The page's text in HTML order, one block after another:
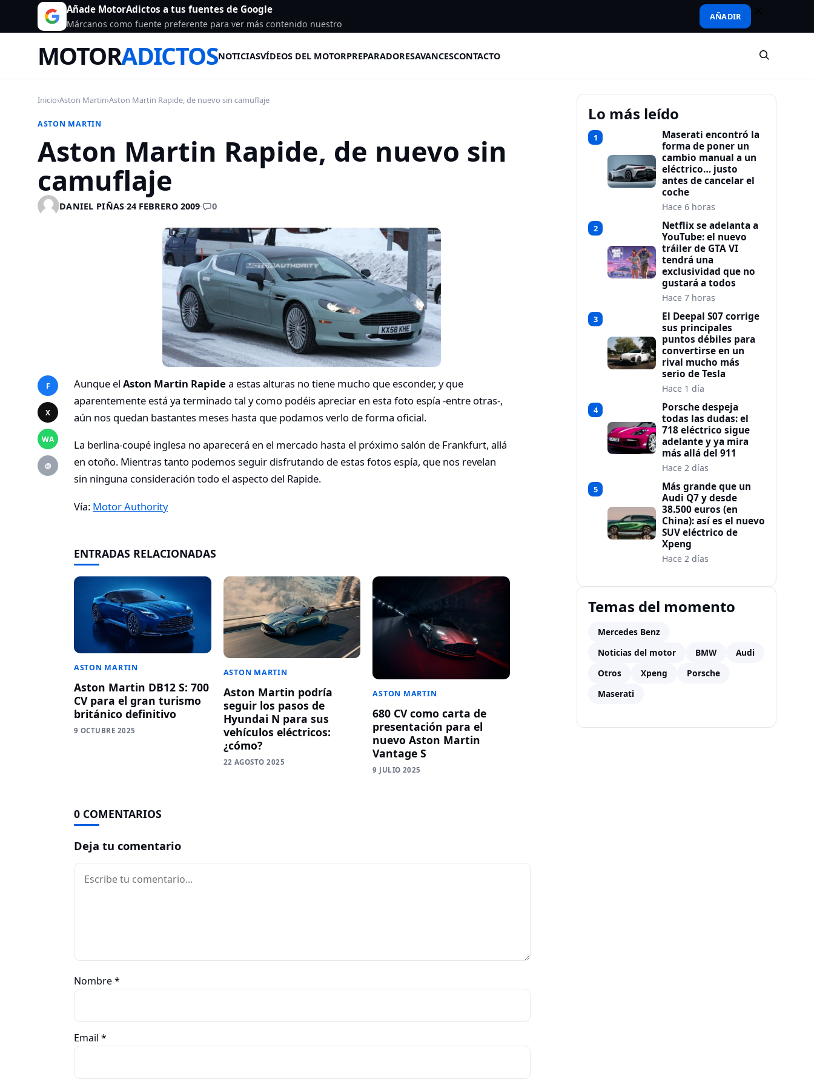
Añade MotorAdictos a tus fuentes de Google
Márcanos como fuente preferente para ver más contenido nuestro
AÑADIR
MOTORADICTOSNOTICIASVÍDEOS DEL MOTORPREPARADORESAVANCESCONTACTO
Inicio›Aston Martin›Aston Martin Rapide, de nuevo sin camuflaje
ASTON MARTIN
Aston Martin Rapide, de nuevo sin
camuflaje
DANIEL PIÑAS·24 FEBRERO 2009· 0
F
X
WA
@
Aunque el Aston Martin Rapidea estas alturas no tiene mucho que esconder, y que
aparentemente está ya terminado tal y como podéis apreciar en esta foto espía -entre otras-,
aún nos quedan bastantes meses hasta que podamos verlo de forma oficial.
La berlina-coupé inglesa no aparecerá en el mercado hasta el próximo salón de Frankfurt, allá
en otoño. Mientras tanto podemos seguir disfrutando de estas fotos espía, que nos revelan
sin ninguna consideración todo el aspecto del Rapide.
Vía: Motor Authority
ENTRADAS RELACIONADAS
ASTON MARTIN
Aston Martin DB12 S: 700
CV para el gran turismo
británico definitivo
9 OCTUBRE 2025
ASTON MARTIN
Aston Martin podría
seguir los pasos de
Hyundai N para sus
vehículos eléctricos:
¿cómo?
22 AGOSTO 2025
ASTON MARTIN
680 CV como carta de
presentación para el
nuevo Aston Martin
Vantage S
9 JULIO 2025
0 COMENTARIOS
Deja tu comentario
Comentario
Nombre*
Email *
Lo más leído
1
Maserati encontró la
forma de poner un
cambio manual a un
eléctrico… justo
antes de cancelar el
coche
Hace 6 horas
2
Netflix se adelanta a
YouTube: el nuevo
tráiler de GTA VI
tendrá una
exclusividad que no
gustará a todos
Hace 7 horas
3
El Deepal S07 corrige
sus principales
puntos débiles para
convertirse en un
rival mucho más
serio de Tesla
Hace 1 día
4
Porsche despeja
todas las dudas: el
718 eléctrico sigue
adelante y ya mira
más allá del 911
Hace 2 días
5
Más grande que un
Audi Q7 y desde
38.500 euros (en
China): así es el nuevo
SUV eléctrico de
Xpeng
Hace 2 días
Temas del momento
Mercedes Benz
Noticias del motor
BMW
Audi
Otros
Xpeng
Porsche
Maserati